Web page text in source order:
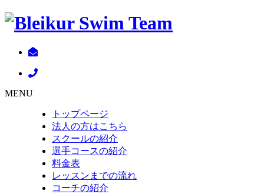
MENU
トップページ
法人の方はこちら
スクールの紹介
選手コースの紹介
料金表
レッスンまでの流れ
コーチの紹介